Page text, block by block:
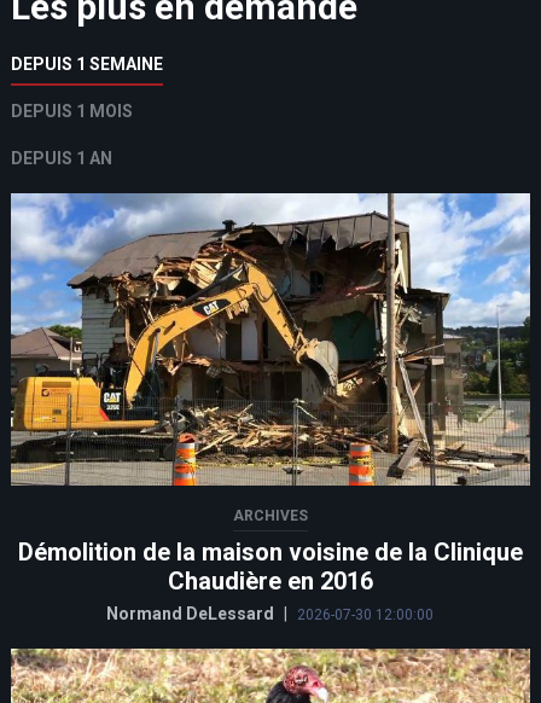
DEPUIS 1 SEMAINE
DEPUIS 1 MOIS
DEPUIS 1 AN
ARCHIVES
Démolition de la maison voisine de la Clinique
Chaudière en 2016
Normand DeLessard 2026-07-30 12:00:00